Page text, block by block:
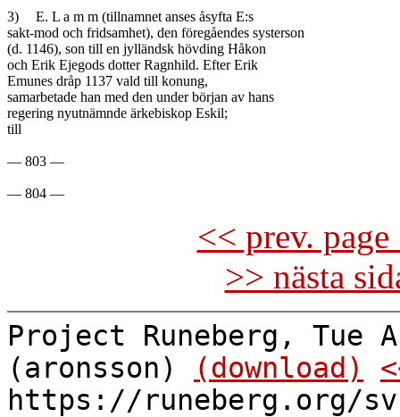
3)	E. L a m m (tillnamnet anses åsyfta E:s
sakt-mod och fridsamhet), den föregåendes systerson
(d. 1146), son till en jylländsk hövding Håkon
och Erik Ejegods dotter Ragnhild. Efter Erik
Emunes dråp 1137 vald till konung,
samarbetade han med den under början av hans
regering nyutnämnde ärkebiskop Eskil;
till
— 803 —
<< prev.
>> nästa
Project Runeberg, Tue
(aronsson)
(download)
https://runeberg.org/